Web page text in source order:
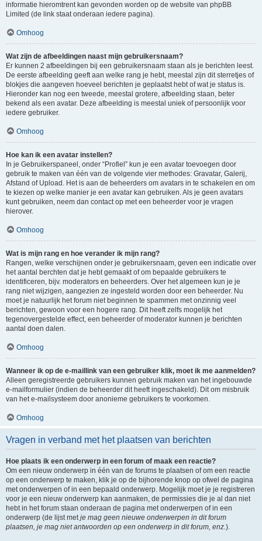
informatie hieromtrent kan gevonden worden op de website van phpBB
Limited (de link staat onderaan iedere pagina).
Omhoog
Wat zijn de afbeeldingen naast mijn gebruikersnaam?
Er kunnen 2 afbeeldingen bij een gebruikersnaam staan als je berichten leest.
De eerste afbeelding geeft aan welke rang je hebt, meestal zijn dit sterretjes of
blokjes die aangeven hoeveel berichten je geplaatst hebt of wat je status is.
Hieronder kan nog een tweede, meestal grotere, afbeelding staan, beter
bekend als een avatar. Deze afbeelding is meestal uniek of persoonlijk voor
iedere gebruiker.
Omhoog
Hoe kan ik een avatar instellen?
In je Gebruikerspaneel, onder “Profiel” kun je een avatar toevoegen door
gebruik te maken van één van de volgende vier methodes: Gravatar, Galerij,
Afstand of Upload. Het is aan de beheerders om avatars in te schakelen en om
te kiezen op welke manier je een avatar kan gebruiken. Als je geen avatars
kunt gebruiken, neem dan contact op met een beheerder voor je vragen
hierover.
Omhoog
Wat is mijn rang en hoe verander ik mijn rang?
Rangen, welke verschijnen onder je gebruikersnaam, geven een indicatie over
het aantal berchten dat je hebt gemaakt of om bepaalde gebruikers te
identificeren, bijv. moderators en beheerders. Over het algemeen kun je je
rang niet wijzigen, aangezien ze ingesteld worden door een beheerder. Nu
moet je natuurlijk het forum niet beginnen te spammen met onzinnig veel
berichten, gewoon voor een hogere rang. Dit heeft zelfs mogelijk het
tegenovergestelde effect, een beheerder of moderator kunnen je berichten
aantal doen dalen.
Omhoog
Wanneer ik op de e-maillink van een gebruiker klik, moet ik me aanmelden?
Alleen geregistreerde gebruikers kunnen gebruik maken van het ingebouwde
e-mailformulier (indien de beheerder dit heeft ingeschakeld). Dit om misbruik
van het e-mailsysteem door anonieme gebruikers te voorkomen.
Omhoog
Vragen in verband met het plaatsen van berichten
Hoe plaats ik een onderwerp in een forum of maak een reactie?
Om een nieuw onderwerp in één van de forums te plaatsen of om een reactie
op een onderwerp te maken, klik je op de bijhorende knop op ofwel de pagina
met onderwerpen of in een bepaald onderwerp. Mogelijk moet je je registreren
voor je een nieuw onderwerp kan aanmaken, de permissies die je al dan niet
hebt in het forum staan onderaan de pagina met onderwerpen of in een
onderwerp (de lijst metje mag geen nieuwe onderwerpen in dit forum
plaatsen, je mag niet antwoorden op een onderwerp in dit forum, enz.).